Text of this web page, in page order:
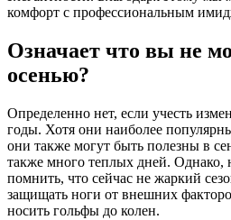
комфорт с профессиональным
Означает что вы не
осенью?
Определенно нет, если учесть
годы. Хотя они наиболее
они также могут быть полезны в
также много теплых дней. Однако,
помнить, что сейчас не жаркий
защищать ноги от внешних
носить гольфы до колен.